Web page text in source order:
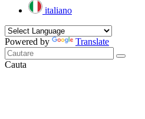
italiano
Powered by Translate
Cauta